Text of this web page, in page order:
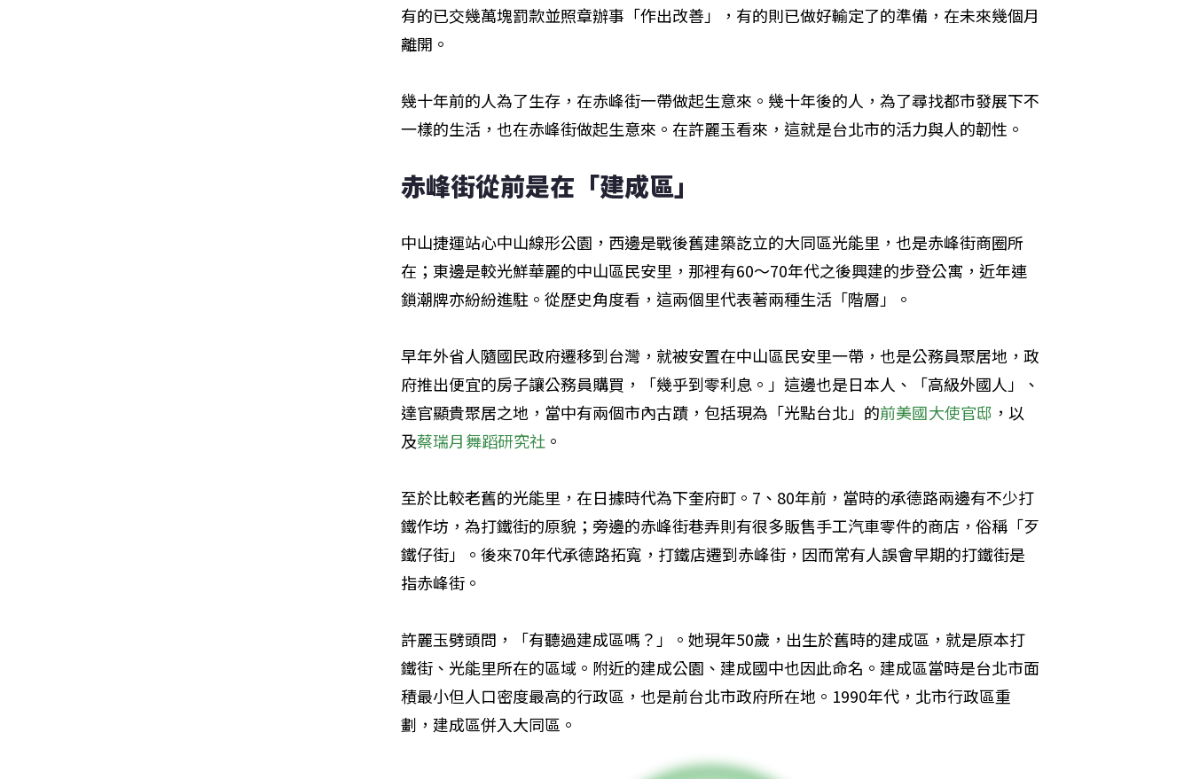
有的已交幾萬塊罰款並照章辦事「作出改善」，有的則已做好輸定了的準備，在未來幾個月
離開。
幾十年前的人為了生存，在赤峰街一帶做起生意來。幾十年後的人，為了尋找都市發展下不
一樣的生活，也在赤峰街做起生意來。在許麗玉看來，這就是台北市的活力與人的韌性。
赤峰街從前是在「建成區」
中山捷運站心中山線形公園，西邊是戰後舊建築訖立的大同區光能里，也是赤峰街商圈所
在；東邊是較光鮮華麗的中山區民安里，那裡有60～70年代之後興建的步登公寓，近年連
鎖潮牌亦紛紛進駐。從歷史角度看，這兩個里代表著兩種生活「階層」。
早年外省人隨國民政府遷移到台灣，就被安置在中山區民安里一帶，也是公務員聚居地，政
府推出便宜的房子讓公務員購買，「幾乎到零利息。」這邊也是日本人、「高級外國人」、
達官顯貴聚居之地，當中有兩個市內古蹟，包括現為「光點台北」的前美國大使官邸 ，以
及蔡瑞月舞蹈研究社 。
至於比較老舊的光能里，在日據時代為下奎府町。7、80年前，當時的承德路兩邊有不少打
鐵作坊，為打鐵街的原貌；旁邊的赤峰街巷弄則有很多販售手工汽車零件的商店，俗稱「歹
鐵仔街」。後來70年代承德路拓寬，打鐵店遷到赤峰街，因而常有人誤會早期的打鐵街是
指赤峰街。
許麗玉劈頭問，「有聽過建成區嗎？」。她現年50歲，出生於舊時的建成區，就是原本打
鐵街、光能里所在的區域。附近的建成公園、建成國中也因此命名。建成區當時是台北市面
積最小但人口密度最高的行政區，也是前台北市政府所在地。1990年代，北市行政區重
劃，建成區併入大同區。